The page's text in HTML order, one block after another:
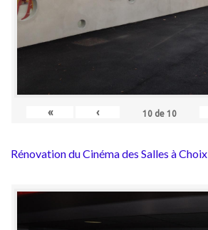
« ‹ 10 de 10
Rénovation du Cinéma des Salles à Choix